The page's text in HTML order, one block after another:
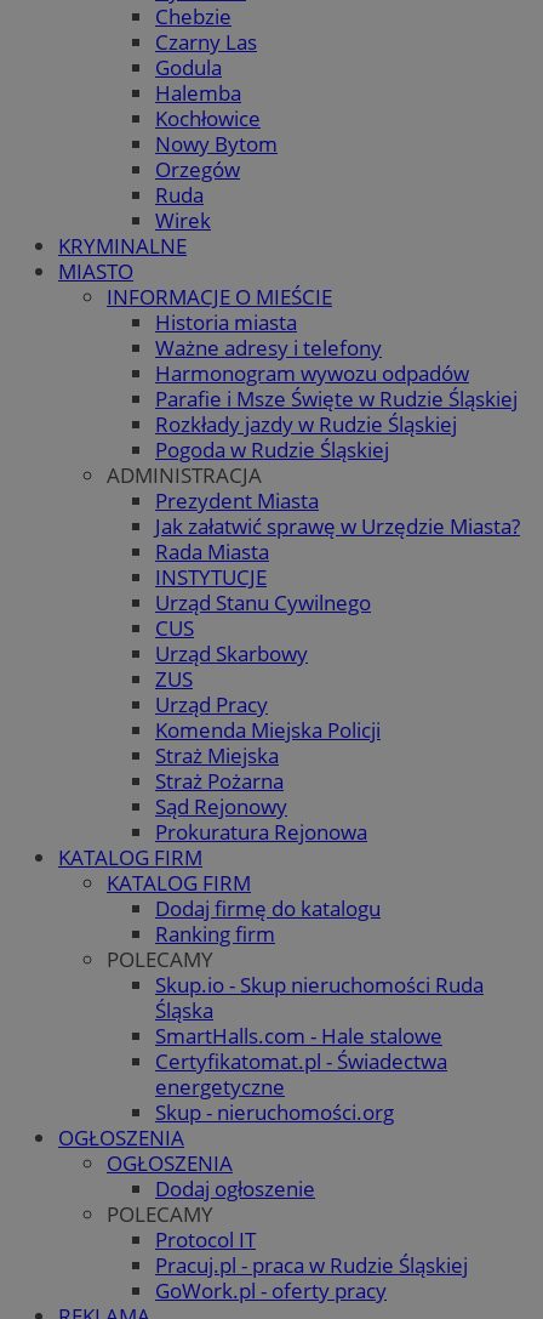
Chebzie
Czarny Las
Godula
Halemba
Kochłowice
Nowy Bytom
Orzegów
Ruda
Wirek
KRYMINALNE
MIASTO
INFORMACJE O MIEŚCIE
Historia miasta
Ważne adresy i telefony
Harmonogram wywozu odpadów
Parafie i Msze Święte w Rudzie Śląskiej
Rozkłady jazdy w Rudzie Śląskiej
Pogoda w Rudzie Śląskiej
ADMINISTRACJA
Prezydent Miasta
Jak załatwić sprawę w Urzędzie Miasta?
Rada Miasta
INSTYTUCJE
Urząd Stanu Cywilnego
CUS
Urząd Skarbowy
ZUS
Urząd Pracy
Komenda Miejska Policji
Straż Miejska
Straż Pożarna
Sąd Rejonowy
Prokuratura Rejonowa
KATALOG FIRM
KATALOG FIRM
Dodaj firmę do katalogu
Ranking firm
POLECAMY
Skup.io - Skup nieruchomości Ruda
Śląska
SmartHalls.com - Hale stalowe
Certyfikatomat.pl - Świadectwa
energetyczne
Skup - nieruchomości.org
OGŁOSZENIA
OGŁOSZENIA
Dodaj ogłoszenie
POLECAMY
Protocol IT
Pracuj.pl - praca w Rudzie Śląskiej
GoWork.pl - oferty pracy